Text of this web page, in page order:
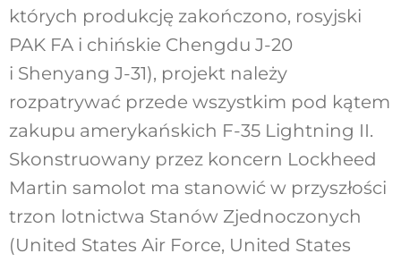
których produkcję zakończono, rosyjski
PAK FA i chińskie Chengdu J-20
i Shenyang J-31), projekt należy
rozpatrywać przede wszystkim pod kątem
zakupu amerykańskich F-35 Lightning II.
Skonstruowany przez koncern Lockheed
Martin samolot ma stanowić w przyszłości
trzon lotnictwa Stanów Zjednoczonych
(United States Air Force, United States